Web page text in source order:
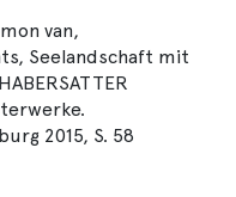
van,
Seelandschaft mit
2015, S. 58